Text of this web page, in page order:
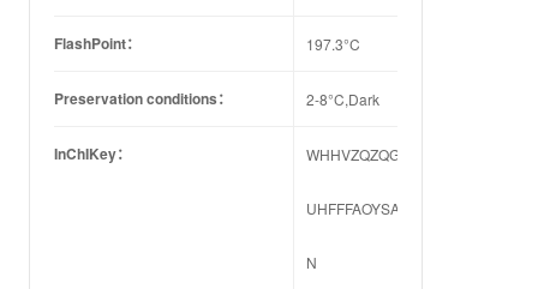
FlashPoint： 197.3°C
Preservation conditions： 2-8°C,Dark
InChIKey： WHHVZQZQGUTYJM-
UHFFFAOYSA-
N